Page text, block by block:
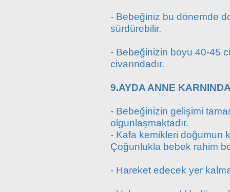
- Bebeğiniz bu dönemde
sürdürebilir.
- Bebeğinizin boyu 40-45
civarındadır.
9.AYDA ANNE
- Bebeğinizin gelişimi
olgunlaşmaktadır.
- Kafa kemikleri doğumun
Çoğunlukla bebek rahim
- Hareket edecek yer